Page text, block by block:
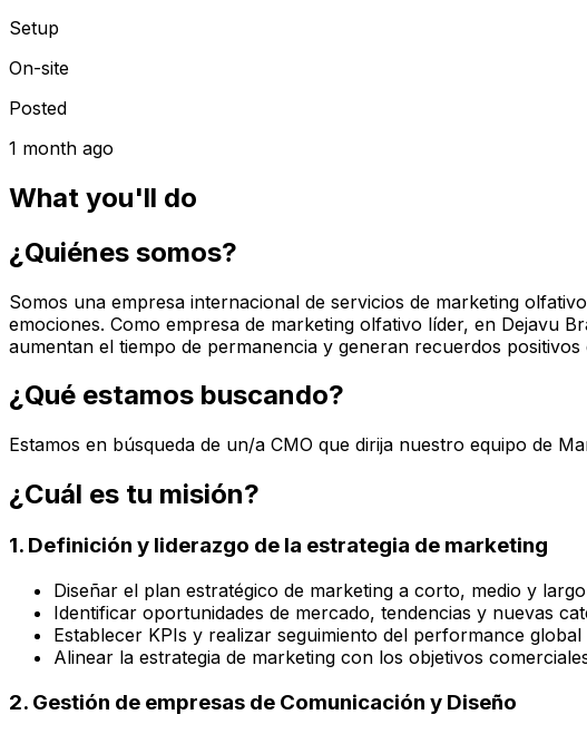
Setup
On-site
Posted
1 month ago
What you'll do
¿Quiénes somos?
Somos una empresa internacional de servicios de marketing
emociones. Como empresa de marketing olfativo líder, en Dejavu
aumentan el tiempo de permanencia y generan recuerdos
¿Qué estamos buscando?
Estamos en búsqueda de un/a CMO que dirija nuestro equipo de
¿Cuál es tu misión?
1. Definición y liderazgo de la estrategia de marketing
Diseñar el plan estratégico de marketing a corto, medio y
Identificar oportunidades de mercado, tendencias y nuevas
Establecer KPIs y realizar seguimiento del performance global
Alinear la estrategia de marketing con los objetivos
2. Gestión de empresas de Comunicación y Diseño